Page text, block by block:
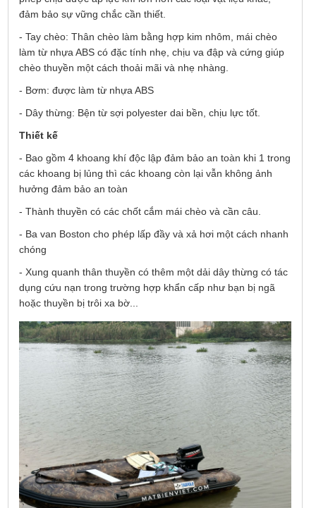
đảm bảo sự vững chắc cần thiết.
- Tay chèo: Thân chèo làm bằng hợp kim nhôm, mái chèo
làm từ nhựa ABS có đặc tính nhẹ, chịu va đập và cứng giúp
chèo thuyền một cách thoải mãi và nhẹ nhàng.
- Bơm: được làm từ nhựa ABS
- Dây thừng: Bện từ sợi polyester dai bền, chịu lực tốt.
Thiết kế
- Bao gồm 4 khoang khí độc lập đảm bảo an toàn khi 1 trong
các khoang bị lủng thì các khoang còn lại vẫn không ảnh
hưởng đảm bảo an toàn
- Thành thuyền có các chốt cắm mái chèo và cần câu.
- Ba van Boston cho phép lấp đầy và xả hơi một cách nhanh
chóng
- Xung quanh thân thuyền có thêm một dải dây thừng có tác
dụng cứu nạn trong trường hợp khẩn cấp như bạn bị ngã
hoặc thuyền bị trôi xa bờ...